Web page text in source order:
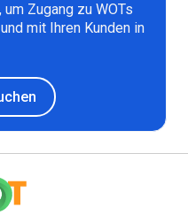
Zugang zu WOTs
mit Ihren Kunden in